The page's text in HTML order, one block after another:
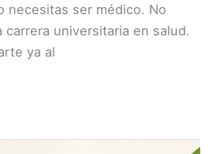
necesitas ser médico. No
universitaria en salud.
ya al